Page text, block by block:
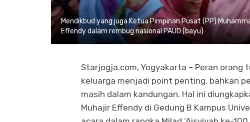
Mendikbud yang juga Ketua Pimpinan Pusat (PP)
Effendy dalam rembug nasional PAUD (bayu)
Starjogja.com, Yogyakarta – Peran orang
keluarga menjadi point penting, bahkan
masih dalam kandungan. Hal ini
Muhajir Effendy di Gedung B Kampus